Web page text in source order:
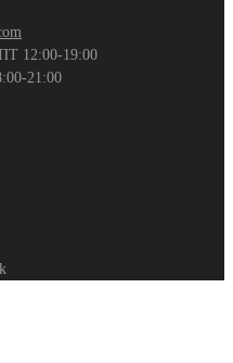
12:00-19:00
21:00